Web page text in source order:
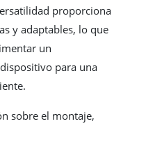
proporciona
y adaptables, lo que
un
para una
sobre el montaje,